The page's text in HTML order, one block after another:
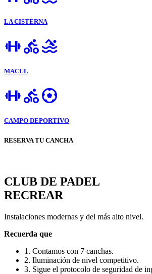
LA CISTERNA
MACUL
CAMPO DEPORTIVO
RESERVA TU CANCHA
CLUB DE PADEL
RECREAR
Instalaciones modernas y del más alto nivel.
Recuerda que
1. Contamos con 7 canchas.
2. Iluminación de nivel competitivo.
3. Sigue el protocolo de seguridad de